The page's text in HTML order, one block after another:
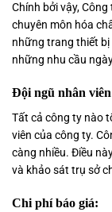
Chính bởi vậy,
chuyên môn hóa
những trang thiết bị
những nhu cầu
Đội ngũ nhân viên
Tất cả công ty nào
viên của công ty.
càng nhiều. Điều
và khảo sát trụ sở
Chi phí báo giá: